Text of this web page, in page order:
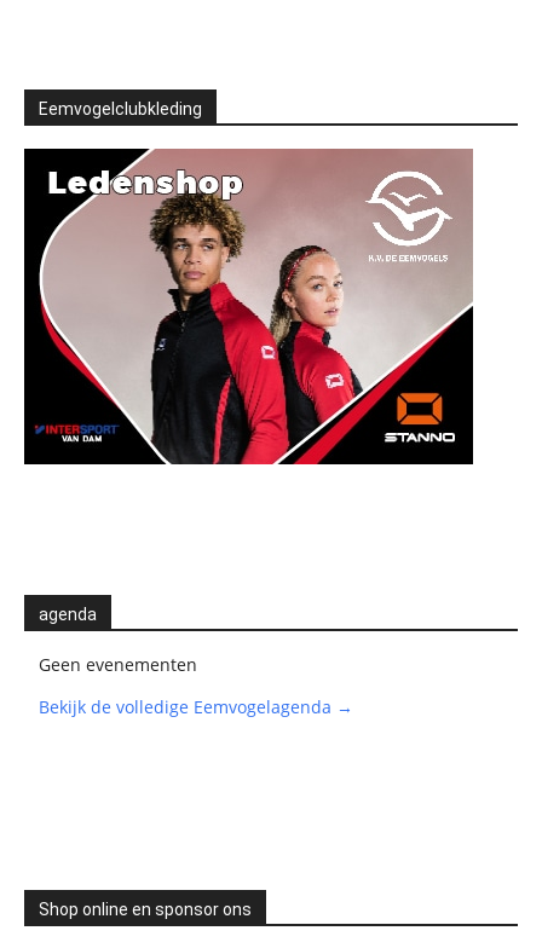
Eemvogelclubkleding
agenda
Geen evenementen
Bekijk de volledige Eemvogelagenda →
Shop online en sponsor ons